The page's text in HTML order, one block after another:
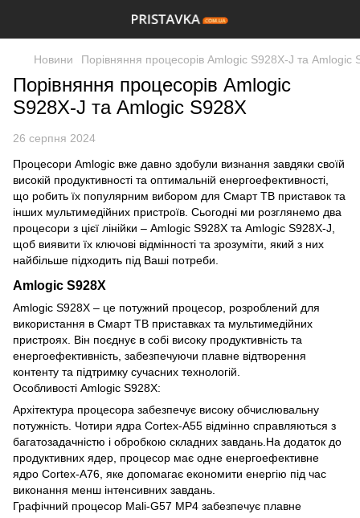
Новини Порівняння процесорів Amlogic S928X-J та Amlogic
Порівняння процесорів Amlogic
S928X-J та Amlogic S928X
26 серпня 2024
Процесори Amlogic вже давно здобули визнання завдяки своїй
високій продуктивності та оптимальній енергоефективності,
що робить їх популярним вибором для Смарт ТВ приставок та
інших мультимедійних пристроїв. Сьогодні ми розглянемо два
процесори з цієї лінійки – Amlogic S928X та Amlogic S928X-J,
щоб виявити їх ключові відмінності та зрозуміти, який з них
найбільше підходить під Ваші потреби.
Amlogic S928X
Amlogic S928X – це потужний процесор, розроблений для
використання в Смарт ТВ приставках та мультимедійних
пристроях. Він поєднує в собі високу продуктивність та
енергоефективність, забезпечуючи плавне відтворення
контенту та підтримку сучасних технологій.
Особливості Amlogic S928X:
Архітектура процесора забезпечує високу обчислювальну
потужність. Чотири ядра Cortex-A55 відмінно справляються з
багатозадачністю і обробкою складних завдань.На додаток до
продуктивних ядер, процесор має одне енергоефективне
ядро ​​Cortex-A76, яке допомагає економити енергію під час
виконання менш інтенсивних завдань.
Графічний процесор Mali-G57 МР4 забезпечує плавне